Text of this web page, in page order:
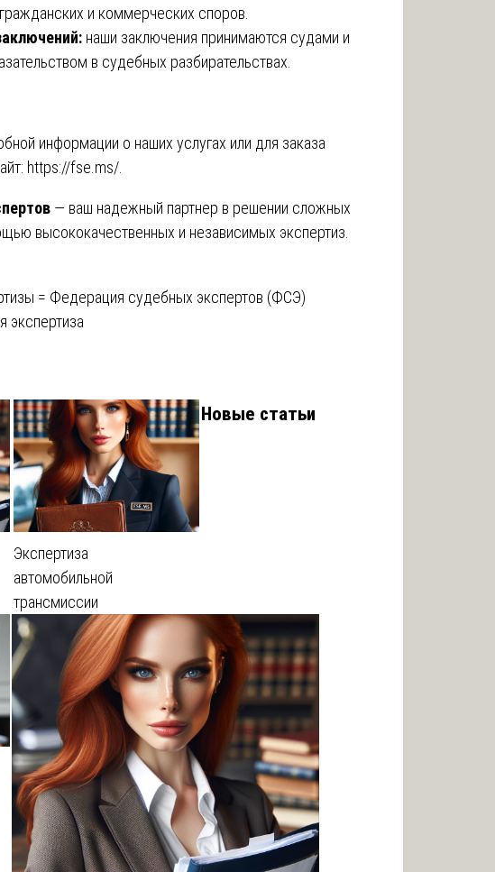
и коммерческих споров.
наши заключения принимаются судами и
в судебных разбирательствах.
информации о наших услугах или для заказа
https://fse.ms/
— ваш надежный партнер в решении сложных
высококачественных и независимых экспертиз.
= Федерация судебных экспертов (ФСЭ)
экспертиза
Экспертиза
автомобильной
трансмиссии
Новые статьи